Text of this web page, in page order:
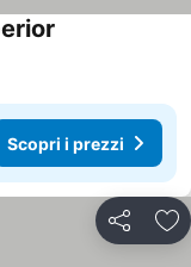
Scopri i prezzi
Condividi